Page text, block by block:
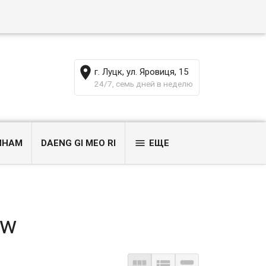
г. Луцк, ул. Яровиця, 15
24/7, семь дней в неделю
DAENG GI MEO RI ЕЩЕ